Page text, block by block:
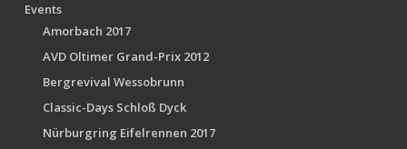
Events
Amorbach 2017
AVD Oltimer Grand-Prix 2012
Bergrevival Wessobrunn
Classic-Days Schloß Dyck
Nürburgring Eifelrennen 2017